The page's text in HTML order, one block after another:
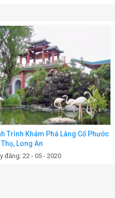
Trình Khám Phá Làng Cổ Phước
Thọ, Long An
đăng: 22 - 05 - 2020